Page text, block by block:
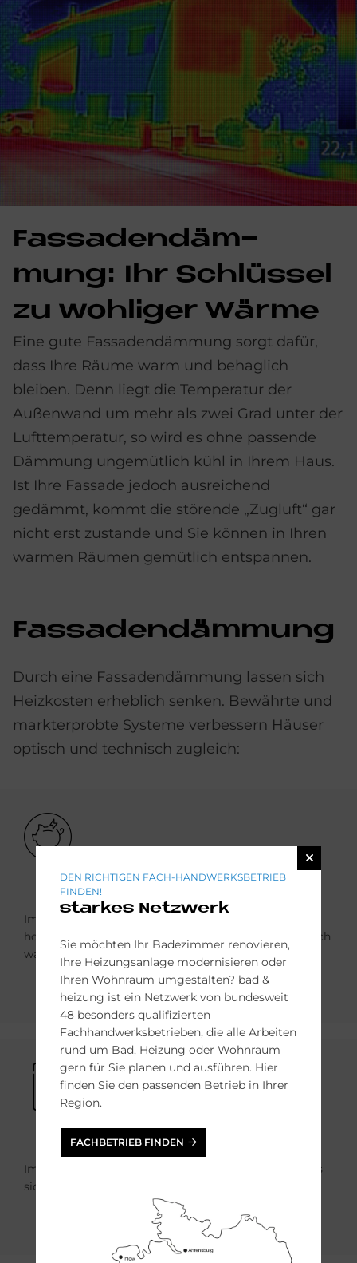
Fas­sa­den­däm­
mung: Ihr Schlüs­sel
zu woh­li­ger Wär­me
Eine gute Fassadendämmung sorgt dafür,
dass Ihre Räume warm und behaglich
bleiben. Denn liegt die Temperatur der
Außenwand um mehr als zwei Grad unter der
Lufttemperatur, so wird es ohne passende
Dämmung ungemütlich kühl in Ihrem Haus.
Ist Ihre Fassade jedoch ausreichend
gedämmt, kommt die störende „Zugluft“ gar
nicht erst zustande und Sie können in Ihren
warmen Räumen gemütlich entspannen.
Fas­sa­den­däm­mung
Durch eine Fassadendämmung lassen sich
Heizkosten erheblich senken. Bewährte und
markterprobte Systeme verbessern Häuser
optisch und technisch zugleich:
Bild
Im Winter schützt die Dämmung der Fassade vor
hohen Wärmeverlusten, hält damit das Haus behaglich
warm und spart Heizkosten.
Bild
Im Sommer sorgt die Fassadendämmung dafür, dass
sich die Räume nicht stark aufheizen.
DEN RICHTIGEN FACH-HANDWERKSBETRIEB
FINDEN!
starkes Netzwerk
Sie möchten Ihr Badezimmer renovieren,
Ihre Heizungsanlage modernisieren oder
Ihren Wohnraum umgestalten? bad &
heizung ist ein Netzwerk von bundesweit
48 besonders qualifizierten
Fachhandwerksbetrieben, die alle Arbeiten
rund um Bad, Heizung oder Wohnraum
gern für Sie planen und ausführen. Hier
finden Sie den passenden Betrieb in Ihrer
Region.
FACHBETRIEB FINDEN